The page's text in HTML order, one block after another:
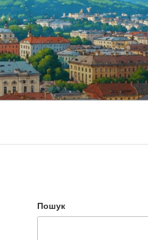
Пошук